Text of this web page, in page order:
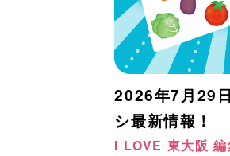
2026年7月29
シ最新情報！
I LOVE 東大阪 編